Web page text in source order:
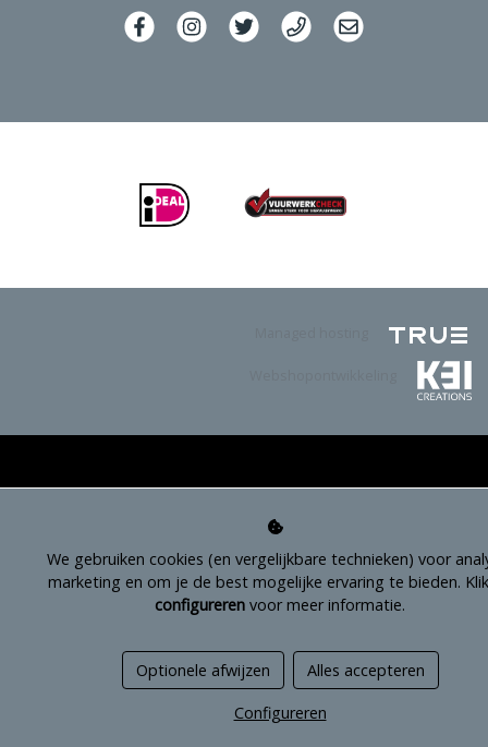
We gebruiken cookies (en vergelijkbare technieken) voor
marketing en om je de best mogelijke ervaring te bieden.
configureren voor meer informatie.
Optionele afwijzen Alles accepteren
Configureren